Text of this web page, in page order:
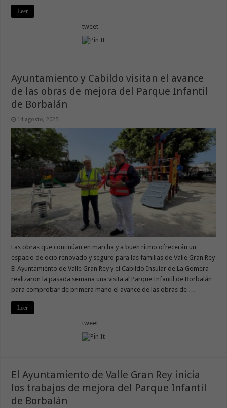
Leer
tweet
Ayuntamiento y Cabildo visitan el avance
de las obras de mejora del Parque Infantil
de Borbalán
14 agosto, 2025
Las obras que continúan en marcha y a buen ritmo ofrecerán un
espacio de ocio renovado y seguro para las familias de Valle Gran Rey
El Ayuntamiento de Valle Gran Rey y el Cabildo Insular de La Gomera
realizaron la pasada semana una visita al Parque Infantil de Borbalán
para comprobar de primera mano el avance de las obras de …
Leer
tweet
El Ayuntamiento de Valle Gran Rey inicia
los trabajos de mejora del Parque Infantil
de Borbalán